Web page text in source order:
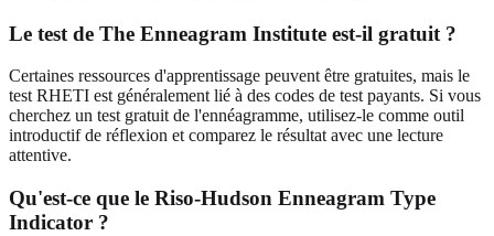
Le test de The Enneagram Institute est-il gratuit ?
Certaines ressources d'apprentissage peuvent être gratuites, mais le
test RHETI est généralement lié à des codes de test payants. Si vous
cherchez un test gratuit de l'ennéagramme, utilisez-le comme outil
introductif de réflexion et comparez le résultat avec une lecture
attentive.
Qu'est-ce que le Riso-Hudson Enneagram Type
Indicator ?